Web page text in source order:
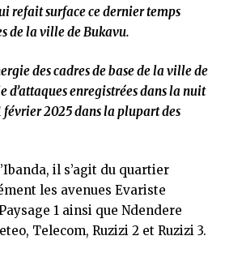
refait surface ce dernier temps
de la ville de Bukavu.
des cadres de base de la ville de
d’attaques enregistrées dans la nuit
2025 dans la plupart des
il s’agit du quartier
les avenues Evariste
1 ainsi que Ndendere
Telecom, Ruzizi 2 et Ruzizi 3.